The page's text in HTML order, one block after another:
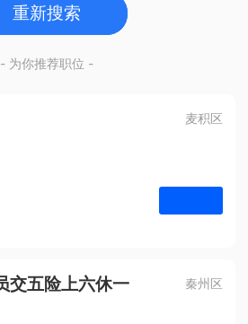
重新搜索
- 为你推荐职位 -
麦积区
交五险上六休一 秦州区